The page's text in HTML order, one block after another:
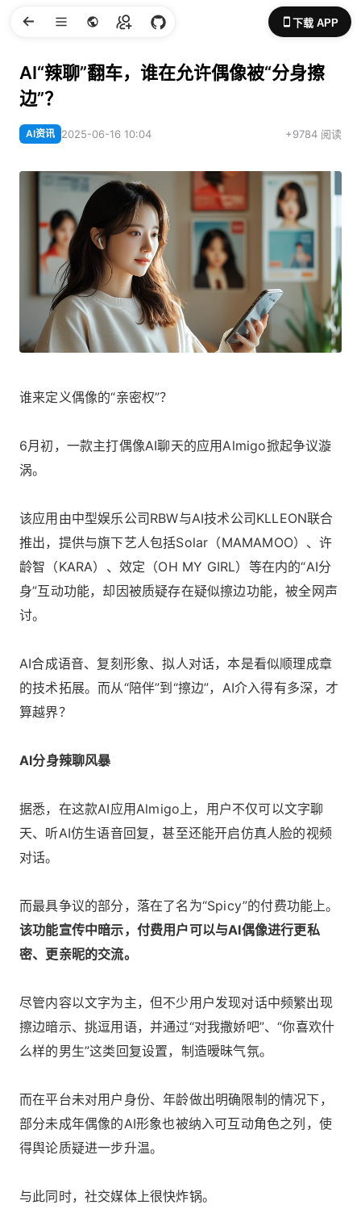
下载 APP
AI“辣聊”翻车，谁在允许偶像被“分身擦
边”？
AI资讯 2025-06-16 10:04 +9784 阅读
谁来定义偶像的“亲密权”？
6月初，一款主打偶像AI聊天的应用Almigo掀起争议漩
涡。
该应用由中型娱乐公司RBW与AI技术公司KLLEON联合
推出，提供与旗下艺人包括Solar（MAMAMOO）、许
龄智（KARA）、效定（OH MY GIRL）等在内的“AI分
身”互动功能，却因被质疑存在疑似擦边功能，被全网声
讨。
AI合成语音、复刻形象、拟人对话，本是看似顺理成章
的技术拓展。而从“陪伴”到“擦边”，AI介入得有多深，才
算越界？
AI分身辣聊风暴
据悉，在这款AI应用Almigo上，用户不仅可以文字聊
天、听AI仿生语音回复，甚至还能开启仿真人脸的视频
对话。
而最具争议的部分，落在了名为“Spicy”的付费功能上。
该功能宣传中暗示，付费用户可以与AI偶像进行更私
密、更亲昵的交流。
尽管内容以文字为主，但不少用户发现对话中频繁出现
擦边暗示、挑逗用语，并通过“对我撒娇吧”、“你喜欢什
么样的男生”这类回复设置，制造暧昧气氛。
而在平台未对用户身份、年龄做出明确限制的情况下，
部分未成年偶像的AI形象也被纳入可互动角色之列，使
得舆论质疑进一步升温。
与此同时，社交媒体上很快炸锅。